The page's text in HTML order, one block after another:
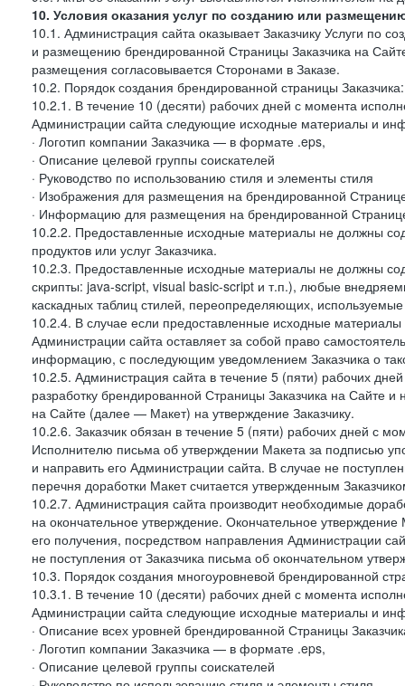
10. Условия оказания услуг по созданию или
10.1. Администрация сайта оказывает Заказчику Услуги по
и размещению брендированной Страницы Заказчика на
размещения согласовывается Сторонами в Заказе.
10.2. Порядок создания брендированной страницы Заказчика:
10.2.1. В течение 10 (десяти) рабочих дней с момента
Администрации сайта следующие исходные материалы и
· Логотип компании Заказчика — в формате .eps,
· Описание целевой группы соискателей
· Руководство по использованию стиля и элементы стиля
· Изображения для размещения на брендированной
· Информацию для размещения на брендированной
10.2.2. Предоставленные исходные материалы не должны
продуктов или услуг Заказчика.
10.2.3. Предоставленные исходные материалы не должны
скрипты: java-script, visual basic-script и т.п.), любые
каскадных таблиц стилей, переопределяющих,
10.2.4. В случае если предоставленные исходные
Администрации сайта оставляет за собой право
информацию, с последующим уведомлением Заказчика о
10.2.5. Администрация сайта в течение 5 (пяти) рабочих
разработку брендированной Страницы Заказчика на Сайте
на Сайте (далее — Макет) на утверждение Заказчику.
10.2.6. Заказчик обязан в течение 5 (пяти) рабочих дней с
Исполнителю письма об утверждении Макета за подписью
и направить его Администрации сайта. В случае не
перечня доработки Макет считается утвержденным
10.2.7. Администрация сайта производит необходимые
на окончательное утверждение. Окончательное
его получения, посредством направления Администрации
не поступления от Заказчика письма об окончательном
10.3. Порядок создания многоуровневой брендированной
10.3.1. В течение 10 (десяти) рабочих дней с момента
Администрации сайта следующие исходные материалы и
· Описание всех уровней брендированной Страницы
· Логотип компании Заказчика — в формате .eps,
· Описание целевой группы соискателей